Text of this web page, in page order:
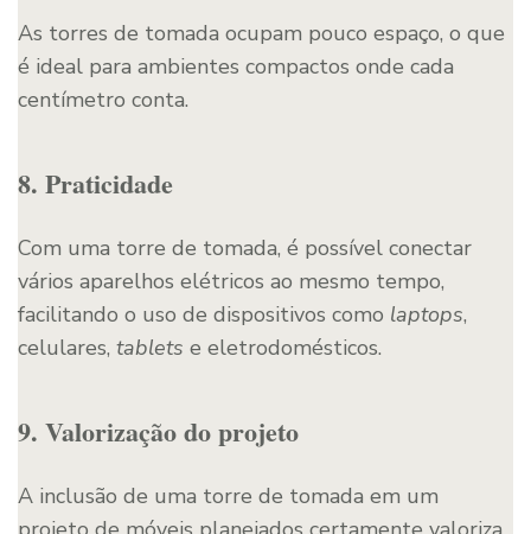
As torres de tomada ocupam pouco espaço, o que
é ideal para ambientes compactos onde cada
centímetro conta.
8. Praticidade
Com uma torre de tomada, é possível conectar
vários aparelhos elétricos ao mesmo tempo,
facilitando o uso de dispositivos como laptops,
celulares, tablets e eletrodomésticos.
9. Valorização do projeto
A inclusão de uma torre de tomada em um